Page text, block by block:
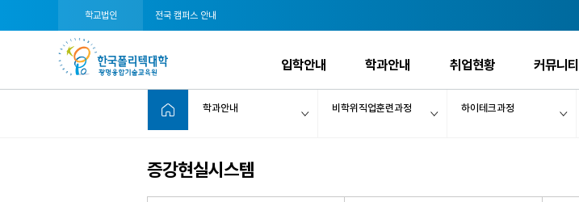
학교법인 전국 캠퍼스 안내
입학안내 학과안내 취업현황 커뮤니티
학과안내 비학위직업훈련과정 하이테크과정
증강현실시스템